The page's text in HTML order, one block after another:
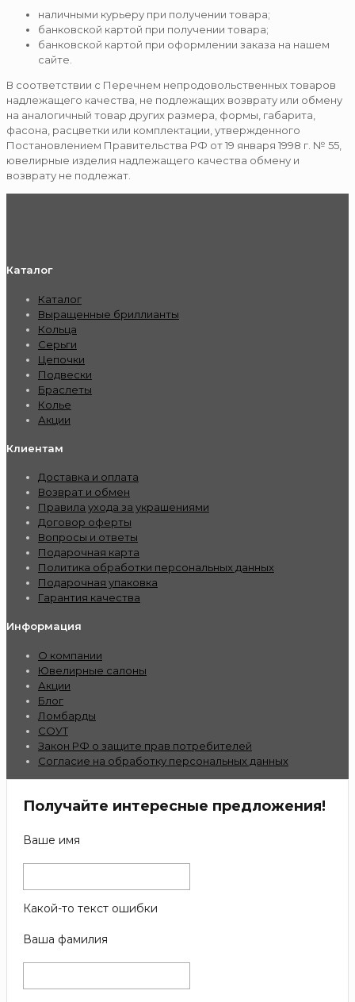
наличными курьеру при получении товара;
банковской картой при получении товара;
банковской картой при оформлении заказа на нашем
сайте.
В соответствии с Перечнем непродовольственных товаров
надлежащего качества, не подлежащих возврату или обмену
на аналогичный товар других размера, формы, габарита,
фасона, расцветки или комплектации, утвержденного
Постановлением Правительства РФ от 19 января 1998 г. № 55,
ювелирные изделия надлежащего качества обмену и
возврату не подлежат.
Каталог
Каталог
Выращенные бриллианты
Кольца
Серьги
Цепочки
Подвески
Браслеты
Колье
Акции
Клиентам
Доставка и оплата
Возврат и обмен
Правила ухода за украшениями
Договор оферты
Вопросы и ответы
Подарочная карта
Политика обработки персональных данных
Подарочная упаковка
Гарантия качества
Информация
О компании
Ювелирные салоны
Акции
Блог
Ломбарды
СОУТ
Закон РФ о защите прав потребителей
Согласие на обработку персональных данных
Получайте интересные предложения!
Ваше имя
Какой-то текст ошибки
Ваша фамилия